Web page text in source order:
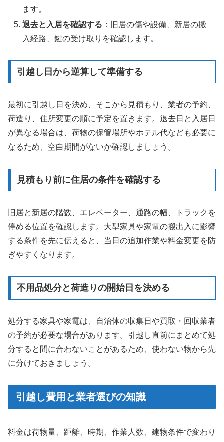
ます。
退去と入居を確認する ：旧居の傷や設備、新居の搬
入経路、鍵の受け取りを確認します。
引越し日から逆算して準備する
最初に引越し日を決め、そこから見積もり、業者の予約、
荷造り、住所変更の順に予定を置きます。退去日と入居日
が異なる場合は、荷物の保管場所やホテル代なども必要に
なるため、空白期間がないか確認しましょう。
見積もり前に住居の条件を確認する
旧居と新居の階数、エレベーター、通路の幅、トラックを
停める位置を確認します。大型家具や家電の搬出入に影響
する条件を先に伝えると、当日の追加作業や料金変更を防
ぎやすくなります。
不用品処分と荷造りの開始日を決める
処分する家具や家電は、自治体の収集日や買取・回収業者
の予約が必要な場合があります。引越し直前にまとめて処
分すると間に合わないことがあるため、使わない物から先
に分けておきましょう。
引越し費用と業者選びの知識
料金は荷物量、距離、時期、作業人数、建物条件で変わり